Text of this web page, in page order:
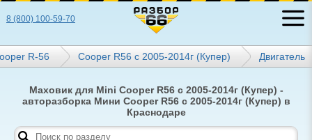
8 (800) 100-59-70
R-56 Cooper R56 с 2005-2014г (Купер) Двигатель
Маховик для Mini Cooper R56 с 2005-2014г (Купер) -
авторазборка Мини Cooper R56 с 2005-2014г (Купер) в
Краснодаре